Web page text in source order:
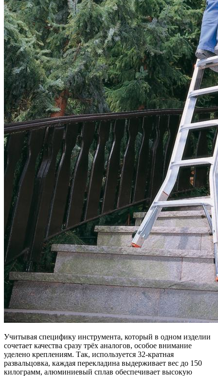
Учитывая специфику инструмента, который в одном изделии
сочетает качества сразу трёх аналогов, особое внимание
уделено креплениям. Так, используется 32-кратная
развальцовка, каждая перекладина выдерживает вес до 150
килограмм, алюминиевый сплав обеспечивает высокую